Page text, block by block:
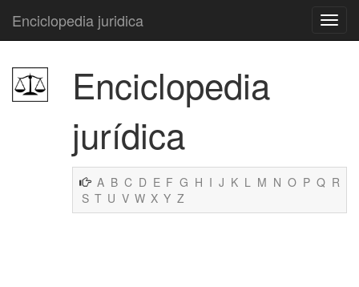
Enciclopedia juridica
Enciclopedia
jurídica
A B C D E F G H I J K L M N O P Q R
S T U V W X Y Z